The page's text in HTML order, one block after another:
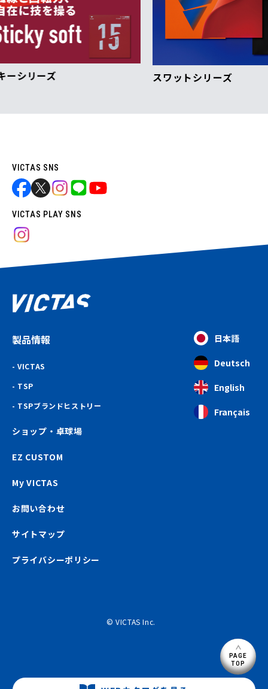
スワットシリーズ
VICTAS SNS
VICTAS PLAY SNS
製品情報
VICTAS
TSP
TSPブランドヒストリー
ショップ・卓球場
EZ CUSTOM
My VICTAS
お問い合わせ
サイトマップ
プライバシーポリシー
日本語
Deutsch
English
Français
© VICTAS Inc.
PAGE
TOP